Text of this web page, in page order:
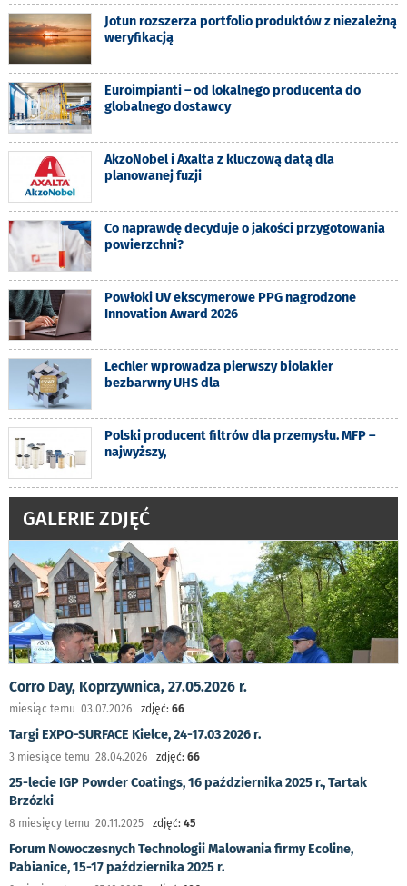
Jotun rozszerza portfolio produktów z niezależną
weryfikacją
Euroimpianti – od lokalnego producenta do
globalnego dostawcy
AkzoNobel i Axalta z kluczową datą dla
planowanej fuzji
Co naprawdę decyduje o jakości przygotowania
powierzchni?
Powłoki UV ekscymerowe PPG nagrodzone
Innovation Award 2026
Lechler wprowadza pierwszy biolakier
bezbarwny UHS dla
Polski producent filtrów dla przemysłu. MFP –
najwyższy,
GALERIE ZDJĘĆ
Corro Day, Koprzywnica, 27.05.2026 r.
miesiąc temu 03.07.2026 zdjęć: 66
Targi EXPO-SURFACE Kielce, 24-17.03 2026 r.
3 miesiące temu 28.04.2026 zdjęć: 66
25-lecie IGP Powder Coatings, 16 października 2025 r., Tartak
Brzózki
8 miesięcy temu 20.11.2025 zdjęć: 45
Forum Nowoczesnych Technologii Malowania firmy Ecoline,
Pabianice, 15-17 października 2025 r.